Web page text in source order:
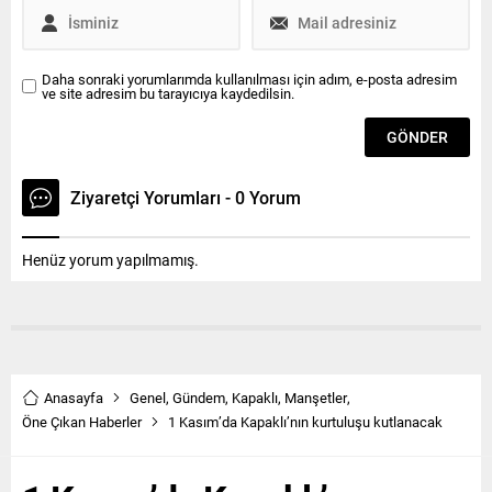
Daha sonraki yorumlarımda kullanılması için adım, e-posta adresim
ve site adresim bu tarayıcıya kaydedilsin.
Ziyaretçi Yorumları - 0 Yorum
Henüz yorum yapılmamış.
Anasayfa Genel, Gündem, Kapaklı, Manşetler,
Öne Çıkan Haberler
1 Kasım’da Kapaklı’nın kurtuluşu kutlanacak